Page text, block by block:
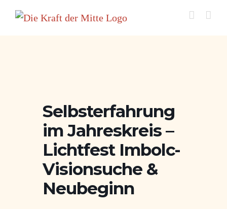
Inhalt
Selbsterfahrung
im Jahreskreis –
Lichtfest Imbolc-
Visionsuche &
Neubeginn